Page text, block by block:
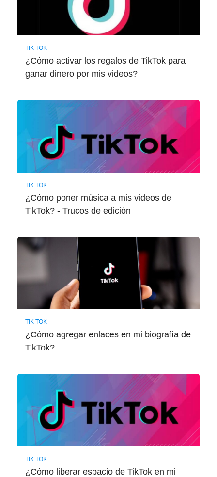
TIK TOK
¿Cómo activar los regalos de TikTok para
ganar dinero por mis videos?
TIK TOK
¿Cómo poner música a mis videos de
TikTok? - Trucos de edición
TIK TOK
¿Cómo agregar enlaces en mi biografía de
TikTok?
TIK TOK
¿Cómo liberar espacio de TikTok en mi